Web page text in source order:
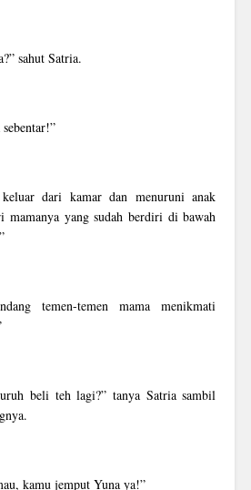
sahut Satria.
keluar dari kamar dan menuruni anak
mamanya yang sudah berdiri di bawah
temen-temen mama menikmati
beli teh lagi?” tanya Satria sambil
kamu jemput Yuna ya!”